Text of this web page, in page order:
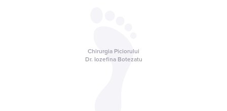
Chirurgia Piciorului
Dr. Iozefina Botezatu